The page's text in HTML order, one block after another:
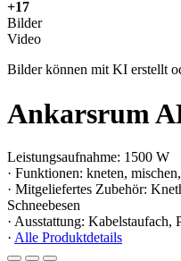
+17
Bilder
Video
Bilder können mit KI erstellt
Ankarsrum
Leistungsaufnahme: 1500 W
· Funktionen: kneten,
· Mitgeliefertes Zubehör:
Schneebesen
· Ausstattung: Kabelstaufach,
· Alle Produktdetails